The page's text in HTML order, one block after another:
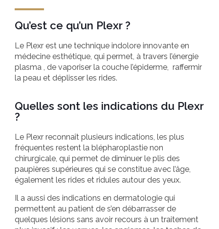
Qu’est ce qu’un Plexr ?
Le Plexr est une technique indolore innovante en
médecine esthétique, qui permet, à travers l’énergie
plasma , de vaporiser la couche l’épiderme, raffermir
la peau et déplisser les rides.
Quelles sont les indications du Plexr
?
Le Plexr reconnaît plusieurs indications, les plus
fréquentes restent la blépharoplastie non
chirurgicale, qui permet de diminuer le plis des
paupières supérieures qui se constitue avec l’âge,
également les rides et ridules autour des yeux.
Il a aussi des indications en dermatologie qui
permettent au patient de s’en débarrasser de
quelques lésions sans avoir recours à un traitement